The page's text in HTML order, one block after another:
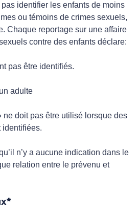
identifier les enfants de moins
ou témoins de crimes sexuels,
Chaque reportage sur une affaire
contre des enfants déclare:
pas être identifiés.
adulte
ne doit pas être utilisé lorsque des
identifiées.
n’y a aucune indication dans le
relation entre le prévenu et